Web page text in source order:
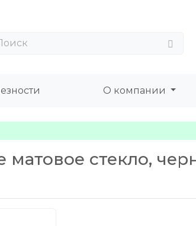
О компании
матовое стекло,